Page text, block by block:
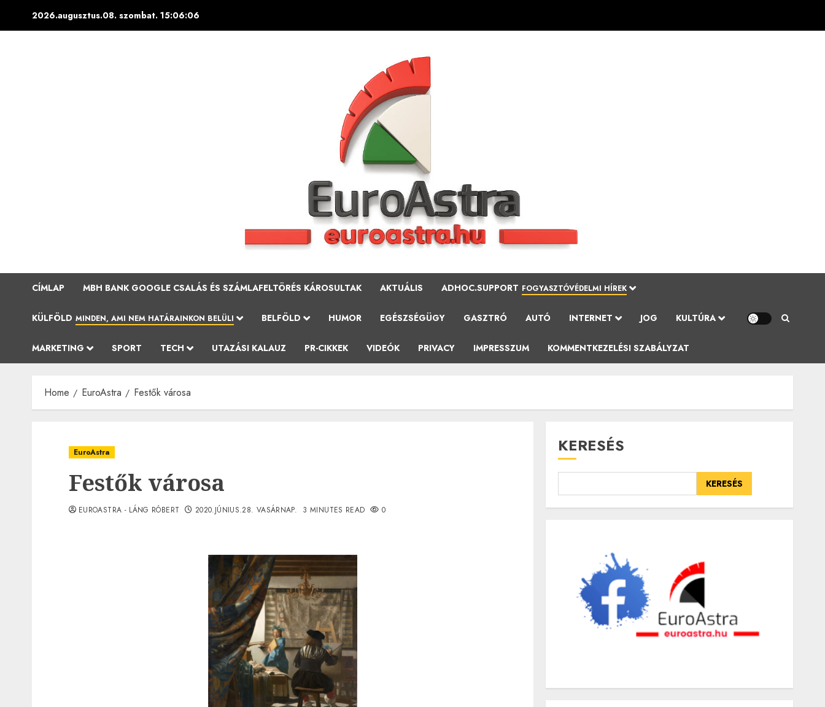
2026.augusztus.08. szombat. 15:06:07
CÍMLAP MBH BANK GOOGLE CSALÁS ÉS SZÁMLAFELTÖRÉS KÁROSULTAK AKTUÁLIS ADHOC.SUPPORT FOGYASZTÓVÉDELMI HÍREK
KÜLFÖLD MINDEN, AMI NEM HATÁRAINKON BELÜLI BELFÖLD HUMOR EGÉSZSÉGÜGY GASZTRÓ AUTÓ INTERNET JOG KULTÚRA
MARKETING SPORT TECH UTAZÁSI KALAUZ PR-CIKKEK VIDEÓK PRIVACY IMPRESSZUM KOMMENTKEZELÉSI SZABÁLYZAT
Home EuroAstra Festők városa
EuroAstra
Festők városa
EUROASTRA - LÁNG RÓBERT 2020.JÚNIUS.28. VASÁRNAP. 3 MINUTES READ 0
KERESÉS
KERESÉS